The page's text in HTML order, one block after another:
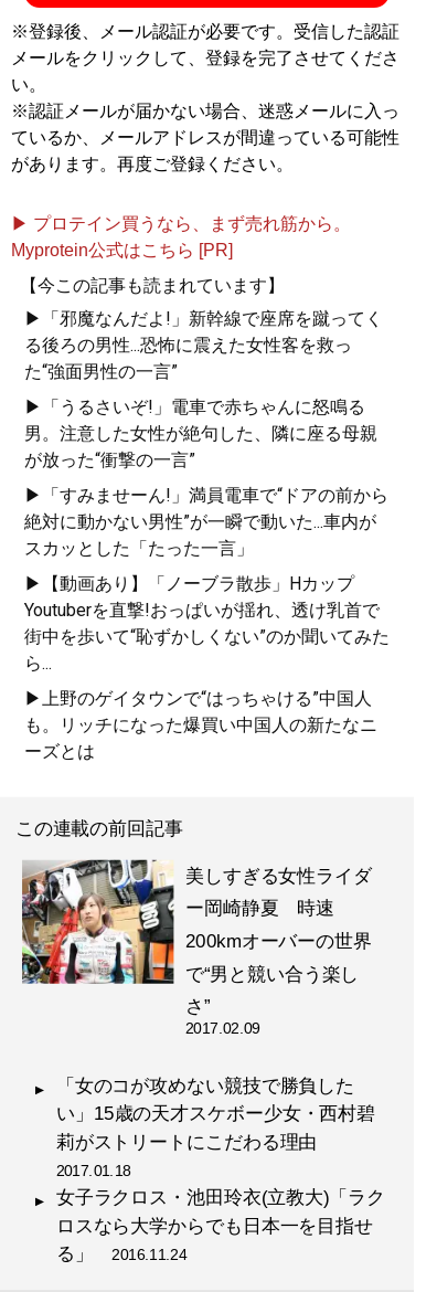
※登録後、メール認証が必要です。受信した認証
メールをクリックして、登録を完了させてくださ
い。
※認証メールが届かない場合、迷惑メールに入っ
ているか、メールアドレスが間違っている可能性
があります。再度ご登録ください。
▶ プロテイン買うなら、まず売れ筋から。
Myprotein公式はこちら [PR]
【今この記事も読まれています】
▶「邪魔なんだよ!」新幹線で座席を蹴ってく
る後ろの男性...恐怖に震えた女性客を救っ
た“強面男性の一言”
▶「うるさいぞ!」電車で赤ちゃんに怒鳴る
男。注意した女性が絶句した、隣に座る母親
が放った“衝撃の一言”
▶「すみませーん!」満員電車で“ドアの前から
絶対に動かない男性”が一瞬で動いた...車内が
スカッとした「たった一言」
▶【動画あり】「ノーブラ散歩」Hカップ
Youtuberを直撃!おっぱいが揺れ、透け乳首で
街中を歩いて“恥ずかしくない”のか聞いてみた
ら...
▶上野のゲイタウンで“はっちゃける”中国人
も。リッチになった爆買い中国人の新たなニ
ーズとは
この連載の前回記事
美しすぎる女性ライダ
ー岡崎静夏 時速
200kmオーバーの世界
で“男と競い合う楽し
さ”
2017.02.09
「女のコが攻めない競技で勝負した
い」15歳の天才スケボー少女・西村碧
莉がストリートにこだわる理由
2017.01.18
女子ラクロス・池田玲衣(立教大)「ラク
ロスなら大学からでも日本一を目指せ
る」
2016.11.24